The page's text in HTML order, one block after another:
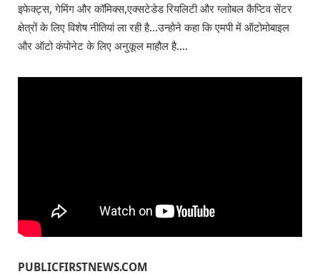
इफेक्ट्स, गेमिंग और कॉमिक्स,एक्सटेडेड रियलिटी और ग्लाोबल कैप्टिव सेंटर
क्षेत्रों के लिए विशेष नीतियां ला रही है…उन्होने कहा कि एमपी में ऑटोमोबाइल
और ऑटो कंपोनेट के लिए अनुकूल माहौल है….
PUBLICFIRSTNEWS.COM